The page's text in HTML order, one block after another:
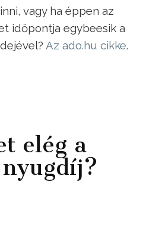
vagy ha éppen az
időpontja egybeesik a
Az ado.hu cikke.
elég a